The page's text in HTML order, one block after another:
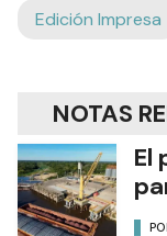
Edición Impresa
NOTAS
El